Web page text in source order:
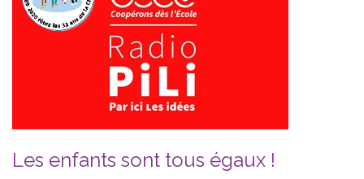
Les enfants sont tous égaux !